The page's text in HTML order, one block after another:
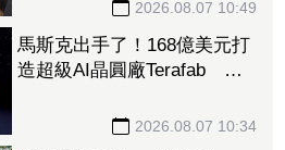
2026.08.07 10:49
馬斯克出手了！168億美元打
造超級AI晶圓廠Terafab 自
2026.08.07 10:34